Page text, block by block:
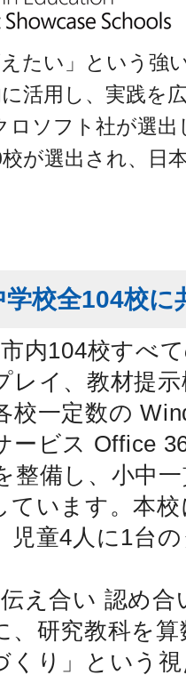
えたい」という強
活用し、実践を
ロソフト社が選
が選出され、日
校全104校に
内104校すべ
レイ、教材提
校一定数の
ービス Office
整備し、小中
ています。本
児童4人に1台
え合い 認め
、研究教科を
くり」という